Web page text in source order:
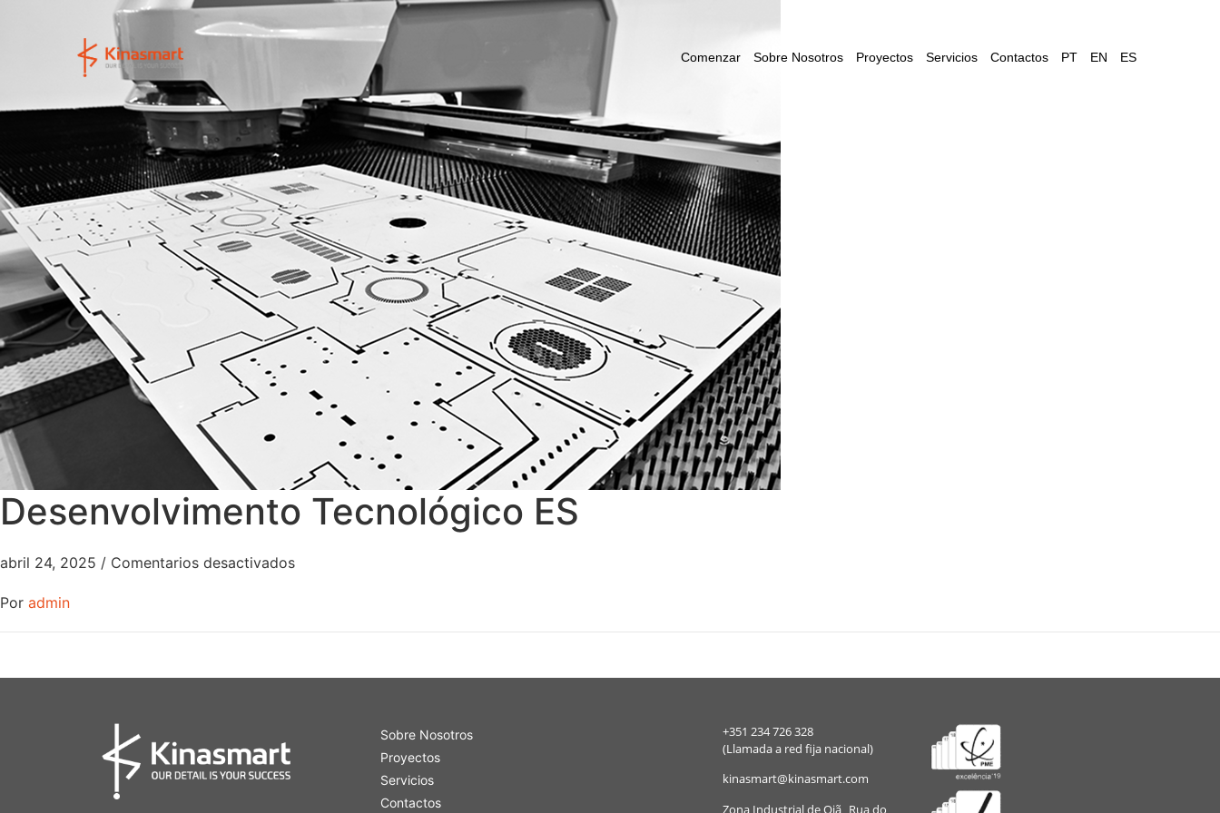
Comenzar Sobre Nosotros Proyectos Servicios Contactos PT EN ES
Desenvolvimento Tecnológico ES
abril 24, 2025 / Comentarios desactivados
Por admin
Sobre Nosotros
Proyectos
Servicios
Contactos
+351 234 726 328
(Llamada a red fija nacional)
kinasmart@kinasmart.com
Zona Industrial de Oiã Rua do